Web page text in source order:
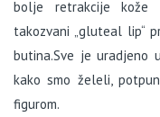
bolje retrakcije kože
takozvani „gluteal lip“
butina.Sve je uradjeno
kako smo želeli,
figurom.